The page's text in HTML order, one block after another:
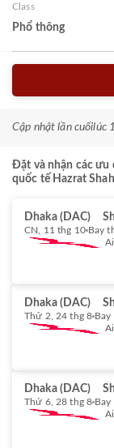
Class
Phổ thông
Cập nhật lần cuốilúc
Đặt và nhận các ưu
quốc tế Hazrat
Dhaka (DAC)
CN, 11 thg 10 Bay
Dhaka (DAC)
Thứ 2, 24 thg 8 Bay
Dhaka (DAC)
Thứ 6, 28 thg 8 Bay